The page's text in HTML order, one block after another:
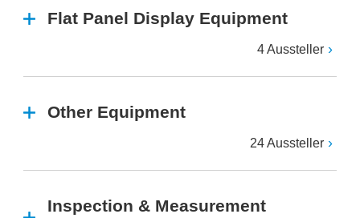
Flat Panel Display Equipment
4 Aussteller
Other Equipment
24 Aussteller
Inspection & Measurement